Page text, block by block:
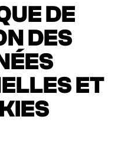
DE
DES
ET